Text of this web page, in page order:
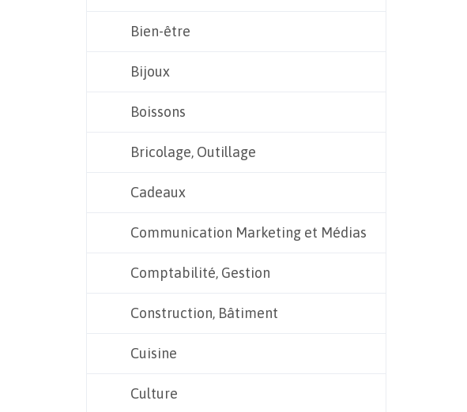
Bien-être
Bijoux
Boissons
Bricolage, Outillage
Cadeaux
Communication Marketing et Médias
Comptabilité, Gestion
Construction, Bâtiment
Cuisine
Culture